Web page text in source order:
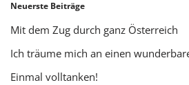
Neuerste Beiträge
Mit dem Zug durch ganz Österreich
Ich träume mich an einen
Einmal volltanken!